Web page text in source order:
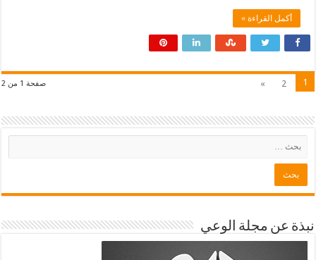
أكمل القراءة »
صفحة 1 من 2 1
2
»
نبذة عن مجلة الوعي